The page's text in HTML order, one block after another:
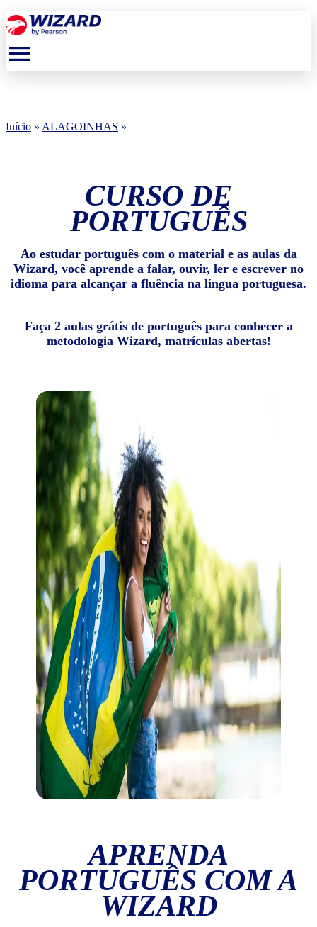
menu
Início » ALAGOINHAS »
CURSO DE
PORTUGUÊS
Ao estudar português com o material e as aulas da
Wizard, você aprende a falar, ouvir, ler e escrever no
idioma para alcançar a fluência na língua portuguesa.
Faça 2 aulas grátis de português para conhecer a
metodologia Wizard, matrículas abertas!
APRENDA
PORTUGUÊS COM A
WIZARD